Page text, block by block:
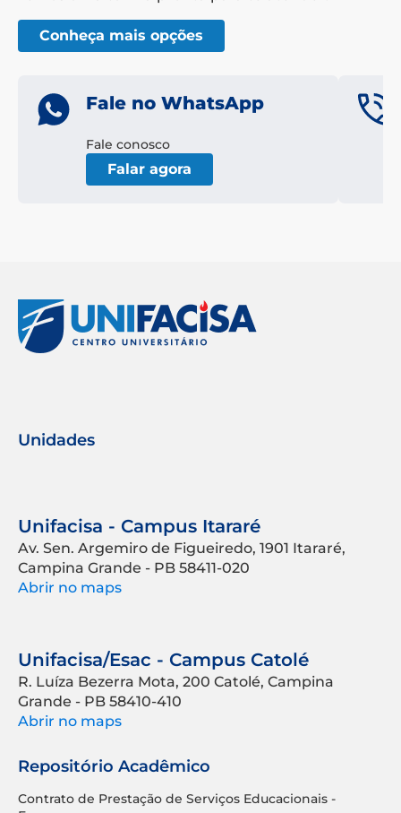
Conheça mais opções
Fale no WhatsApp
Fale conosco
Falar agora
Unidades
Unifacisa - Campus Itararé
Av. Sen. Argemiro de Figueiredo, 1901 Itararé,
Campina Grande - PB 58411-020
Abrir no maps
Unifacisa/Esac - Campus Catolé
R. Luíza Bezerra Mota, 200 Catolé, Campina
Grande - PB 58410-410
Abrir no maps
Repositório Acadêmico
Contrato de Prestação de Serviços Educacionais -